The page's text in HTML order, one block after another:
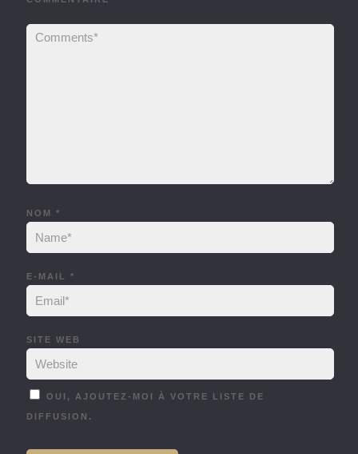
NOM *
E-MAIL *
SITE WEB
OUI, AJOUTEZ-MOI À VOTRE LISTE DE
DIFFUSION.